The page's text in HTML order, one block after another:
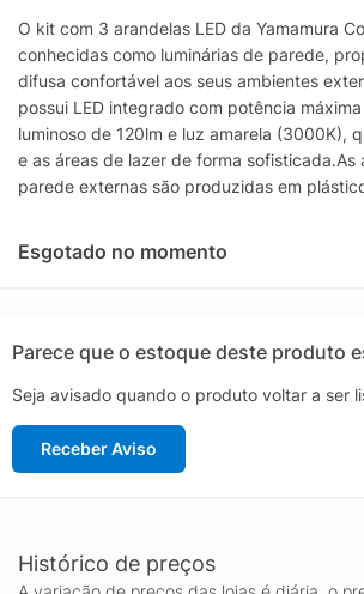
O kit com 3 arandelas LED da Yamamura
conhecidas como luminárias de parede,
difusa confortável aos seus ambientes
possui LED integrado com potência
luminoso de 120lm e luz amarela (3000K),
e as áreas de lazer de forma sofisticada.As
parede externas são produzidas em
acabamento fosco. Além disso, possuem
IP65, o que significa que são resistentes à
água, podendo ser utilizadas em
nos espaços. Disponíveis nas cores branca
vidros ou acrílicos.
Esgotado no momento
Parece que o estoque deste produto
Seja avisado quando o produto voltar a ser
Receber Aviso
Histórico de preços